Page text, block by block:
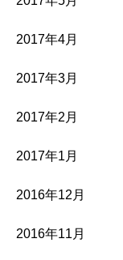
2017年4月
2017年3月
2017年2月
2017年1月
2016年12月
2016年11月